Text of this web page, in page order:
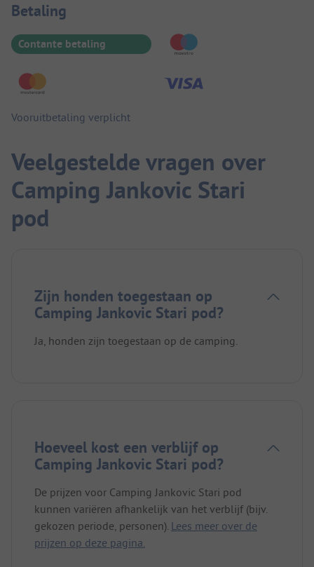
Betaalinformatie
Betaling
Contante betaling
Vooruitbetaling verplicht
Veelgestelde vragen over
Camping Jankovic Stari
pod
Zijn honden toegestaan op
Camping Jankovic Stari pod?
Ja, honden zijn toegestaan op de camping.
Hoeveel kost een verblijf op
Camping Jankovic Stari pod?
De prijzen voor Camping Jankovic Stari pod
kunnen variëren afhankelijk van het verblijf (bijv.
gekozen periode, personen). Lees meer over de
prijzen op deze pagina.